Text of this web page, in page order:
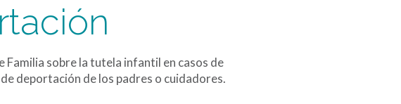
sobre la tutela infantil en casos de
deportación de los padres o cuidadores.